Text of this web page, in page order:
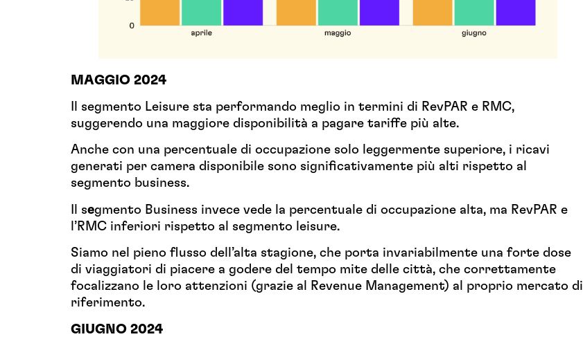
MAGGIO 2024
Il segmento Leisure sta performando meglio in termini di RevPAR e RMC,
suggerendo una maggiore disponibilità a pagare tariffe più alte.
Anche con una percentuale di occupazione solo leggermente superiore, i ricavi
generati per camera disponibile sono significativamente più alti rispetto al
segmento business.
Il segmento Business invece vede la percentuale di occupazione alta, ma RevPAR e
l’RMC inferiori rispetto al segmento leisure.
Siamo nel pieno flusso dell’alta stagione, che porta invariabilmente una forte dose
di viaggiatori di piacere a godere del tempo mite delle città, che correttamente
focalizzano le loro attenzioni (grazie al Revenue Management) al proprio mercato di
riferimento.
GIUGNO 2024